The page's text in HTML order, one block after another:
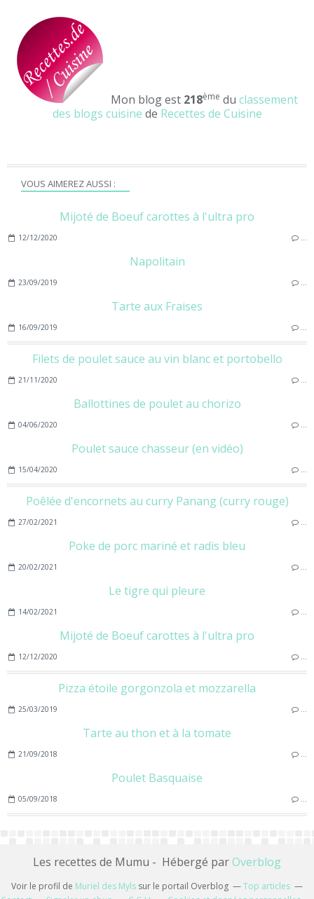
VOUS AIMEREZ AUSSI :
Mijoté de Boeuf carottes à l'ultra pro
12/12/2020
Napolitain
23/09/2019
Tarte aux Fraises
16/09/2019
Filets de poulet sauce au vin blanc et portobello
21/11/2020
Ballottines de poulet au chorizo
04/06/2020
Poulet sauce chasseur (en vidéo)
15/04/2020
Poêlée d'encornets au curry Panang (curry rouge)
27/02/2021
Poke de porc mariné et radis bleu
20/02/2021
Le tigre qui pleure
14/02/2021
Mijoté de Boeuf carottes à l'ultra pro
12/12/2020
Pizza étoile gorgonzola et mozzarella
25/03/2019
Tarte au thon et à la tomate
21/09/2018
Poulet Basquaise
05/09/2018
Mon blog est 218ème du classement
des blogs cuisine de Recettes de Cuisine
Les recettes de Mumu - Hébergé parOverblog
Voir le profil de Muriel des Myls sur le portail Overblog
Top articles